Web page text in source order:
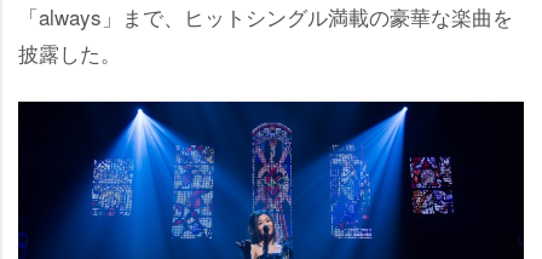
「always」まで、ヒットシングル満載の豪華な楽曲を
披露した。